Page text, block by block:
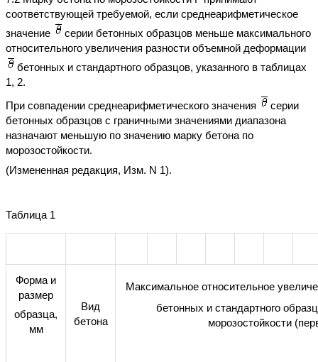
соответствующей требуемой, если среднеарифметическое
значение
серии бетонных образцов меньше максимального
относительного увеличения разности объемной деформации
бетонных и стандартного образцов, указанного в таблицах
1, 2.
При совпадении среднеарифметического значения
серии
бетонных образцов с граничными значениями диапазона
назначают меньшую по значению марку бетона по
морозостойкости.
(Измененная редакция, Изм. N 1).
Таблица 1
Форма и
размер
образца,
мм
Вид
бетона
Максимальное относительное
бетонных и стандартного
морозостойкости